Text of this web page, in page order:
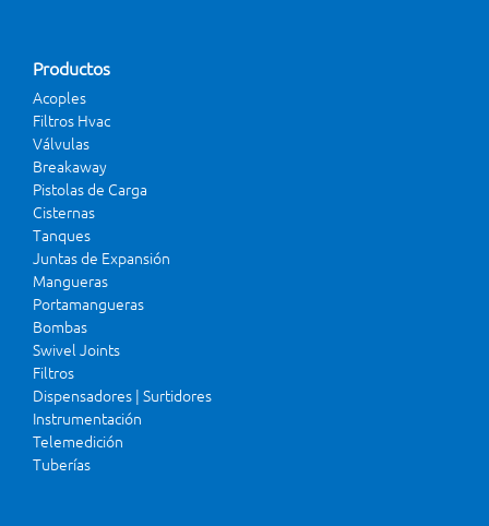
Productos
Acoples
Filtros Hvac
Válvulas
Breakaway
Pistolas de Carga
Cisternas
Tanques
Juntas de Expansión
Mangueras
Portamangueras
Bombas
Swivel Joints
Filtros
Dispensadores | Surtidores
Instrumentación
Telemedición
Tuberías